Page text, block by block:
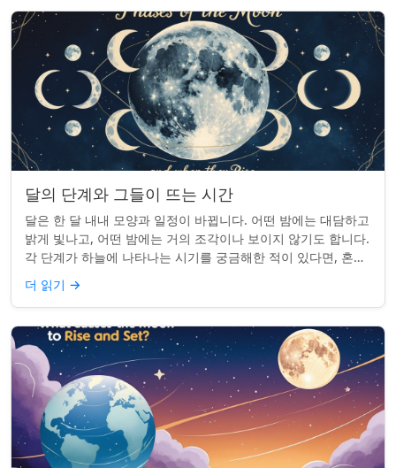
달의 단계와 그들이 뜨는 시간
달은 한 달 내내 모양과 일정이 바뀝니다. 어떤 밤에는 대담하고
밝게 빛나고, 어떤 밤에는 거의 조각이나 보이지 않기도 합니다.
각 단계가 하늘에 나타나는 시기를 궁금해한 적이 있다면, 혼자
가 아닙니다. 사실 그 타...
더 읽기 →